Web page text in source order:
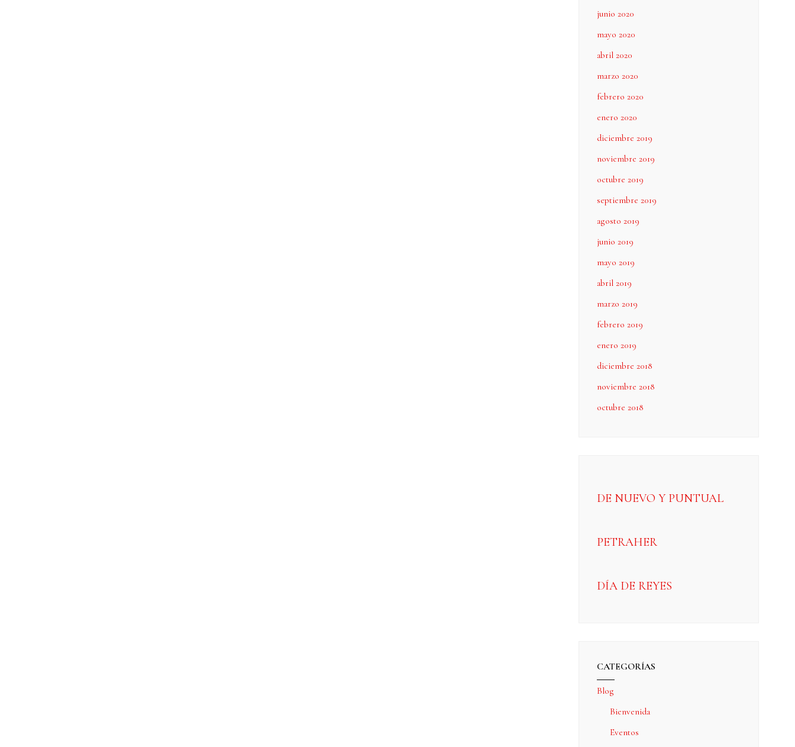
junio 2020
mayo 2020
abril 2020
marzo 2020
febrero 2020
enero 2020
diciembre 2019
noviembre 2019
octubre 2019
septiembre 2019
agosto 2019
junio 2019
mayo 2019
abril 2019
marzo 2019
febrero 2019
enero 2019
diciembre 2018
noviembre 2018
octubre 2018
DE NUEVO Y PUNTUAL
PETRAHER
DÍA DE REYES
CATEGORÍAS
Blog
Bienvenida
Eventos